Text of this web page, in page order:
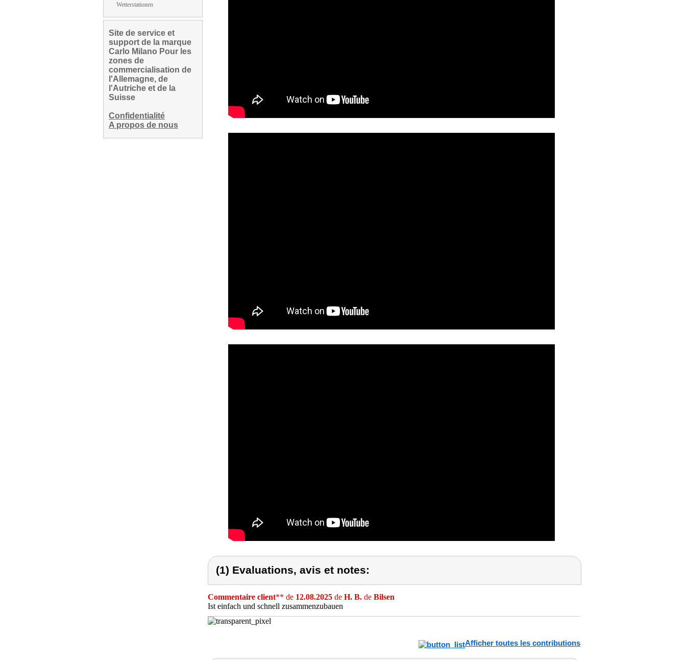
Wetterstationen
Site de service et
support de la marque
Carlo Milano Pour les
zones de
commercialisation de
l'Allemagne, de
l'Autriche et de la
Suisse
Confidentialité
A propos de nous
(1) Evaluations, avis et notes:
Commentaire client** de 12.08.2025 de H. B. de Bilsen
Ist einfach und schnell zusammenzubauen
Afficher toutes les contributions